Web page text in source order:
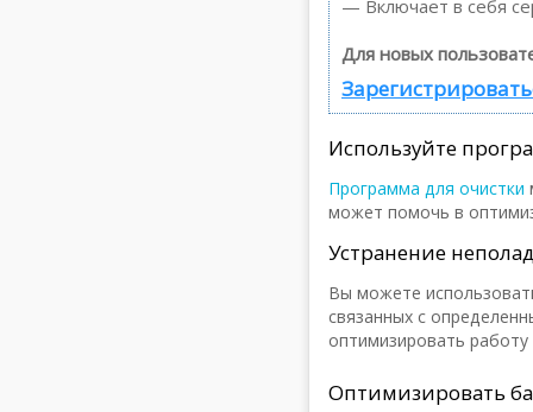
— Включает в себя
Для новых
Используйте
Программа для очистки
может помочь в
Устранение
Вы можете
связанных с
оптимизировать
Оптимизировать